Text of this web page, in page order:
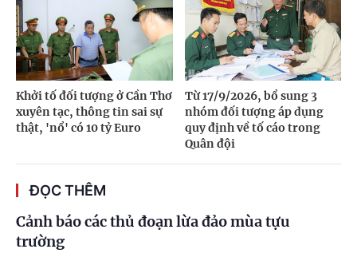
Khởi tố đối tượng ở Cần Thơ
xuyên tạc, thông tin sai sự
thật, 'nổ' có 10 tỷ Euro
Từ 17/9/2026, bổ sung 3
nhóm đối tượng áp dụng
quy định về tố cáo trong
Quân đội
ĐỌC THÊM
Cảnh báo các thủ đoạn lừa đảo mùa tựu
trường